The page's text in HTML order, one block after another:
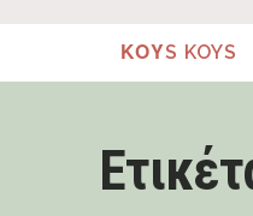
ΚΟΥS KOYS